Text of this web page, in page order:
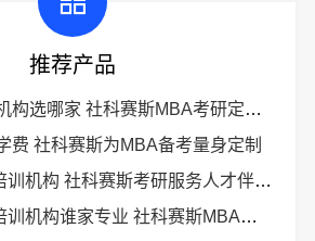
推荐产品
哪家 社科赛斯MBA考研定制专属学生方案
费 社科赛斯为MBA备考量身定制
机构 社科赛斯考研服务人才伴您成长
谁家专业 社科赛斯MBA考研辅导领先品牌